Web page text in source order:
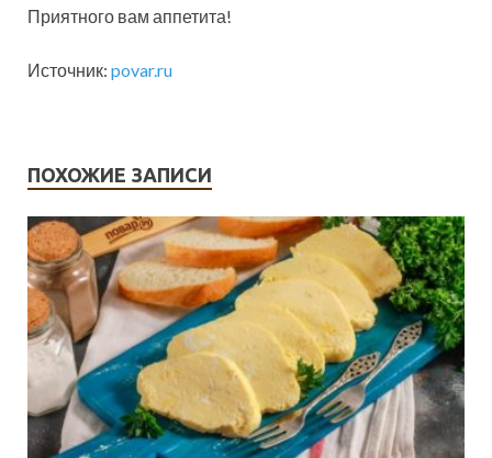
Приятного вам аппетита!
Источник: povar.ru
ПОХОЖИЕ ЗАПИСИ